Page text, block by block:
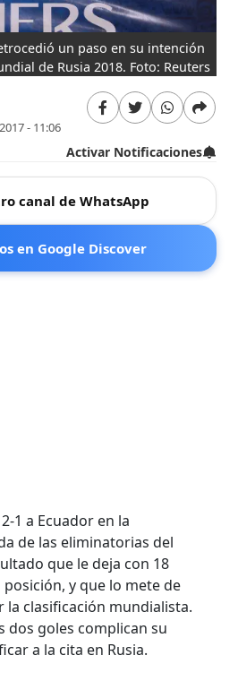
un paso en su intención
de Rusia 2018. Foto: Reuters
- 11:06
Activar Notificaciones
canal de WhatsApp
en Google Discover
1 a Ecuador en la
de las eliminatorias del
que le deja con 18
y que lo mete de
la clasificación mundialista.
dos goles complican su
a la cita en Rusia.